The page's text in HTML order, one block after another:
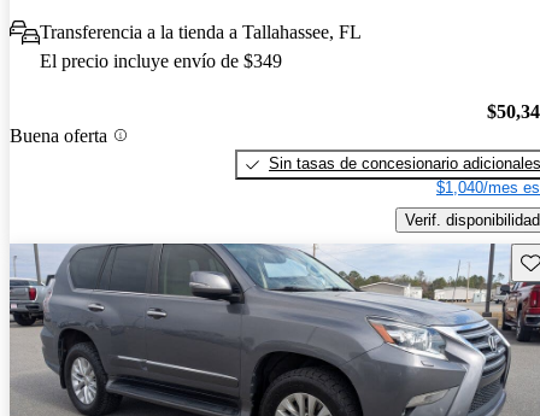
Transferencia a la tienda a Tallahassee, FL
El precio incluye envío de $349
Buena oferta
Sin tasas de concesionario adicionales
$1,040/mes
Verif. disponibilidad